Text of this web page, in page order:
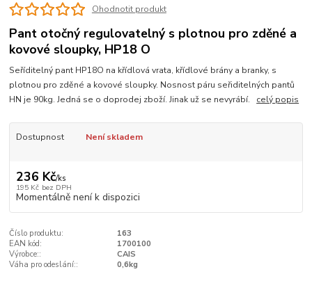
Ohodnotit produkt
Pant otočný regulovatelný s plotnou pro zděné a
kovové sloupky, HP18 O
Seříditelný pant HP18O na křídlová vrata, křídlové brány a branky, s
plotnou pro zděné a kovové sloupky. Nosnost páru seřiditelných pantů
HN je 90kg. Jedná se o doprodej zboží. Jinak už se nevyrábí. celý popis
Dostupnost Není skladem
236 Kč/ks
195 Kč bez DPH
Momentálně není k dispozici
Číslo produktu:
163
EAN kód:
1700100
Výrobce::
CAIS
Váha pro odeslání::
0,6kg